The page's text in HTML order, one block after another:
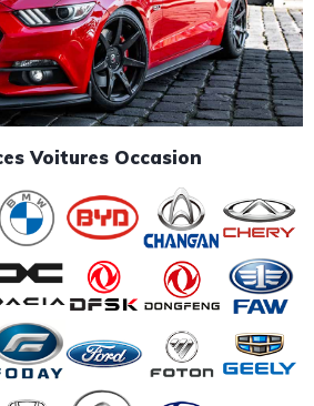
Voitures Occasion